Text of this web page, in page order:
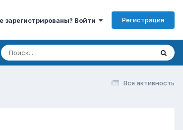
зарегистрированы? Войти Регистрация
Вся активность